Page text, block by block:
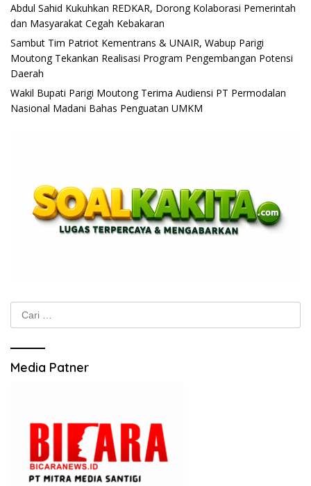
Abdul Sahid Kukuhkan REDKAR, Dorong Kolaborasi Pemerintah
dan Masyarakat Cegah Kebakaran
Sambut Tim Patriot Kementrans & UNAIR, Wabup Parigi
Moutong Tekankan Realisasi Program Pengembangan Potensi
Daerah
Wakil Bupati Parigi Moutong Terima Audiensi PT Permodalan
Nasional Madani Bahas Penguatan UMKM
Cari
untuk:
Media Patner